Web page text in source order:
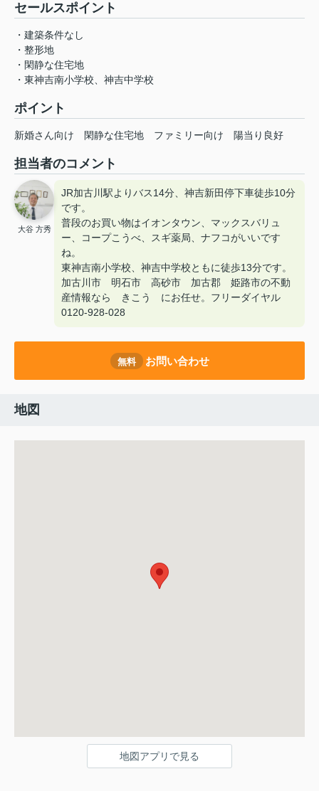
セールスポイント
・建築条件なし
・整形地
・閑静な住宅地
・東神吉南小学校、神吉中学校
ポイント
新婚さん向け 閑静な住宅地 ファミリー向け 陽当り良好
担当者のコメント
大谷 方秀
JR加古川駅よりバス14分、神吉新田停下車徒歩10分
です。
普段のお買い物はイオンタウン、マックスバリュ
ー、コープこうべ、スギ薬局、ナフコがいいです
ね。
東神吉南小学校、神吉中学校ともに徒歩13分です。
加古川市 明石市 高砂市 加古郡 姫路市の不動
産情報なら きこう にお任せ。フリーダイヤル
0120-928-028
無料 お問い合わせ
地図
地図アプリで見る